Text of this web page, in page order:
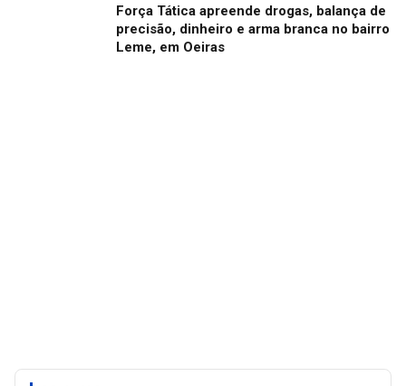
Força Tática apreende drogas, balança de
precisão, dinheiro e arma branca no bairro
Leme, em Oeiras